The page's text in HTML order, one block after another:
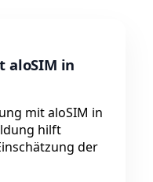
aloSIM in
mit aloSIM in
hilft
der